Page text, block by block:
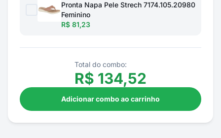
Pronta Napa Pele Strech 7174.105.20980
Feminino
R$ 81,23
Total do combo:
R$ 134,52
Adicionar combo ao carrinho